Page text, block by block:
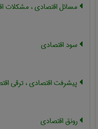
مسائل اقتصادی ، مشکلات
سود اقتصادی
پیشرفت اقتصادی ، ترقی
رونق اقتصادی